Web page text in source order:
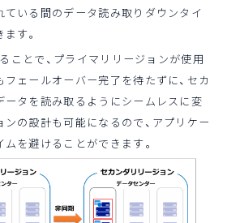
ている間のデータ読み取りダウンタイ
す。
ことで、プライマリリージョンが使用
ェールオーバー完了を待たずに、セカ
ータを読み取るようにシームレスに変
の設計も可能になるので、アプリケー
を避けることができます。